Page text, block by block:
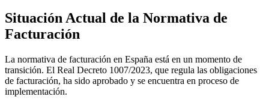
Situación Actual de la Normativa de
Facturación
La normativa de facturación en España está en un momento de
transición. El Real Decreto 1007/2023, que regula las obligaciones
de facturación, ha sido aprobado y se encuentra en proceso de
implementación.